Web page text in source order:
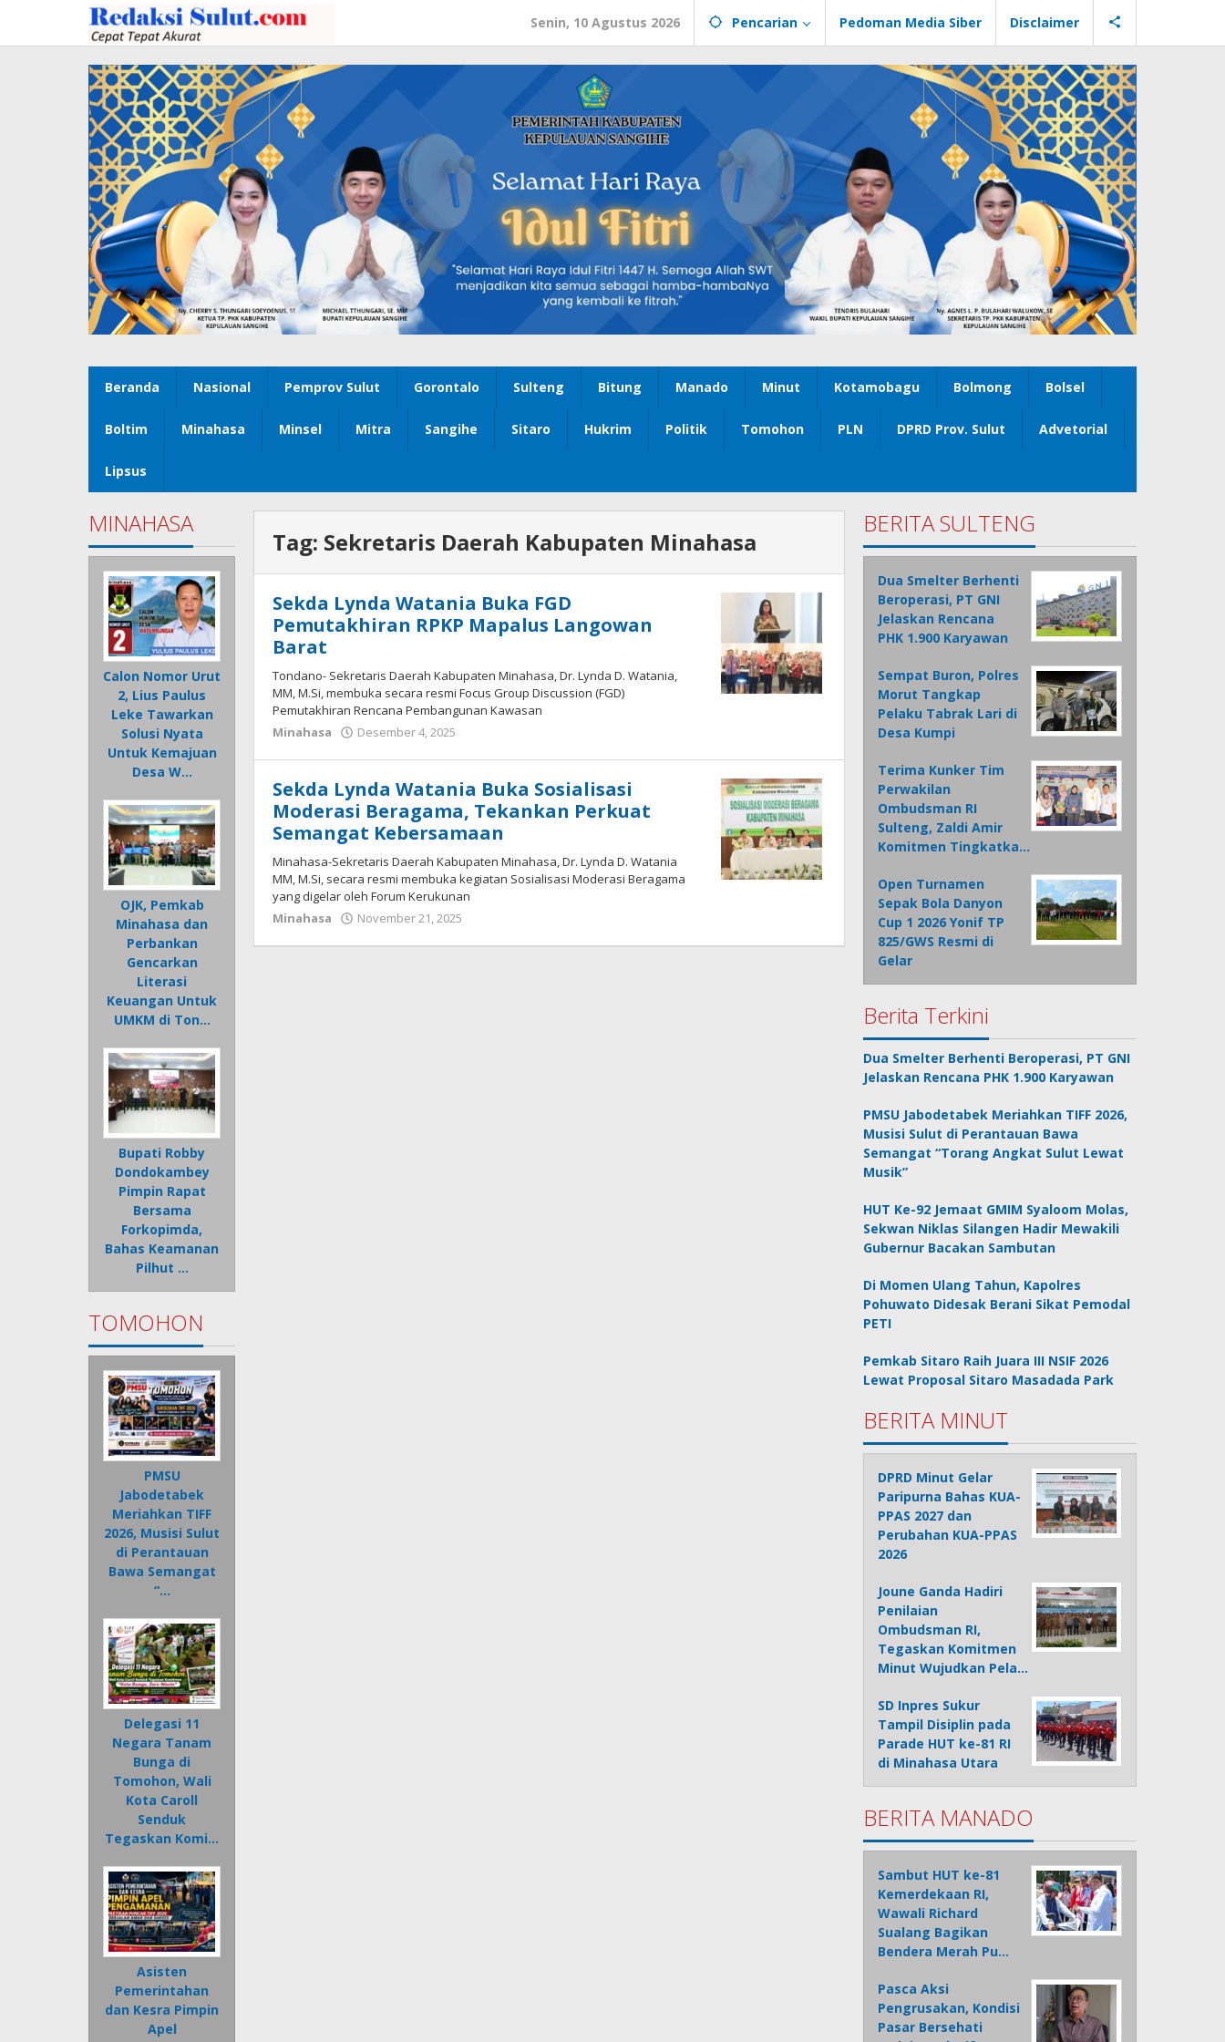
konten
Senin, 10 Agustus 2026 Pencarian Pedoman Media Siber Disclaimer
Beranda Nasional Pemprov Sulut Gorontalo Sulteng Bitung Manado Minut Kotamobagu Bolmong Bolsel
Boltim Minahasa Minsel Mitra Sangihe Sitaro Hukrim Politik Tomohon PLN DPRD Prov. Sulut Advetorial
Lipsus
MINAHASA
Calon Nomor Urut
2, Lius Paulus
Leke Tawarkan
Solusi Nyata
Untuk Kemajuan
Desa W…
OJK, Pemkab
Minahasa dan
Perbankan
Gencarkan
Literasi
Keuangan Untuk
UMKM di Ton…
Bupati Robby
Dondokambey
Pimpin Rapat
Bersama
Forkopimda,
Bahas Keamanan
Pilhut …
TOMOHON
PMSU
Jabodetabek
Meriahkan TIFF
2026, Musisi Sulut
di Perantauan
Bawa Semangat
“…
Delegasi 11
Negara Tanam
Bunga di
Tomohon, Wali
Kota Caroll
Senduk
Tegaskan Komi…
Asisten
Pemerintahan
dan Kesra Pimpin
Apel
Tag: Sekretaris Daerah Kabupaten Minahasa
Sekda Lynda Watania Buka FGD
Pemutakhiran RPKP Mapalus Langowan
Barat
Tondano- Sekretaris Daerah Kabupaten Minahasa, Dr. Lynda D. Watania,
MM, M.Si, membuka secara resmi Focus Group Discussion (FGD)
Pemutakhiran Rencana Pembangunan Kawasan
Minahasa
Desember 4, 2025
Sekda Lynda Watania Buka Sosialisasi
Moderasi Beragama, Tekankan Perkuat
Semangat Kebersamaan
Minahasa-Sekretaris Daerah Kabupaten Minahasa, Dr. Lynda D. Watania
MM, M.Si, secara resmi membuka kegiatan Sosialisasi Moderasi Beragama
yang digelar oleh Forum Kerukunan
Minahasa
November 21, 2025
BERITA SULTENG
Dua Smelter Berhenti
Beroperasi, PT GNI
Jelaskan Rencana
PHK 1.900 Karyawan
Sempat Buron, Polres
Morut Tangkap
Pelaku Tabrak Lari di
Desa Kumpi
Terima Kunker Tim
Perwakilan
Ombudsman RI
Sulteng, Zaldi Amir
Komitmen Tingkatka…
Open Turnamen
Sepak Bola Danyon
Cup 1 2026 Yonif TP
825/GWS Resmi di
Gelar
Berita Terkini
Dua Smelter Berhenti Beroperasi, PT GNI
Jelaskan Rencana PHK 1.900 Karyawan
PMSU Jabodetabek Meriahkan TIFF 2026,
Musisi Sulut di Perantauan Bawa
Semangat “Torang Angkat Sulut Lewat
Musik”
HUT Ke-92 Jemaat GMIM Syaloom Molas,
Sekwan Niklas Silangen Hadir Mewakili
Gubernur Bacakan Sambutan
Di Momen Ulang Tahun, Kapolres
Pohuwato Didesak Berani Sikat Pemodal
PETI
Pemkab Sitaro Raih Juara III NSIF 2026
Lewat Proposal Sitaro Masadada Park
BERITA MINUT
DPRD Minut Gelar
Paripurna Bahas KUA-
PPAS 2027 dan
Perubahan KUA-PPAS
2026
Joune Ganda Hadiri
Penilaian
Ombudsman RI,
Tegaskan Komitmen
Minut Wujudkan Pela…
SD Inpres Sukur
Tampil Disiplin pada
Parade HUT ke-81 RI
di Minahasa Utara
BERITA MANADO
Sambut HUT ke-81
Kemerdekaan RI,
Wawali Richard
Sualang Bagikan
Bendera Merah Pu…
Pasca Aksi
Pengrusakan, Kondisi
Pasar Bersehati